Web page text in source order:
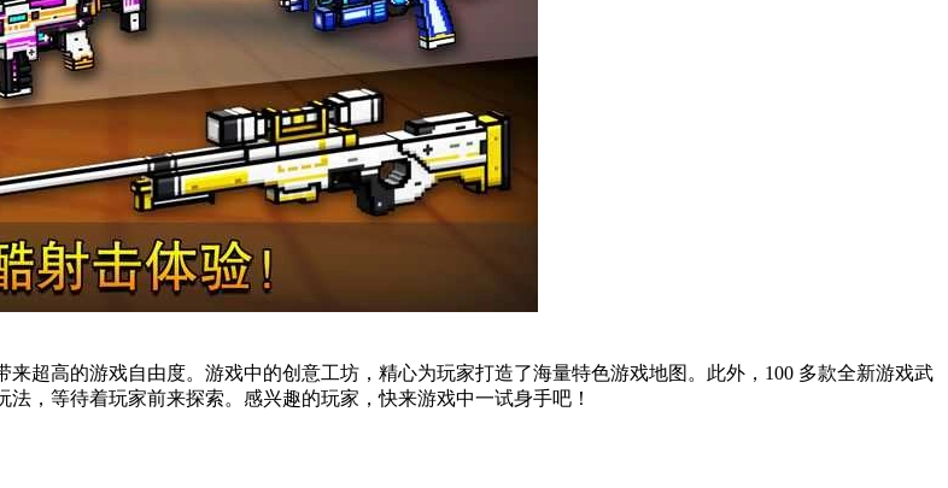
超高的游戏自由度。游戏中的创意工坊，精心为玩家打造了海量特色游戏地图。此外，100 多款全新游戏武
，等待着玩家前来探索。感兴趣的玩家，快来游戏中一试身手吧！